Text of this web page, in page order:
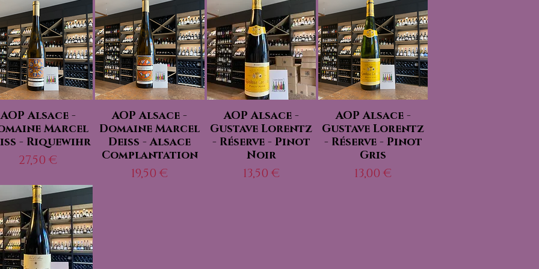
AOP Alsace -
Marcel
- Riquewihr
Prix
27,50 €
AOP Alsace -
Domaine Marcel
Deiss - Alsace
Complantation
Prix
19,50 €
AOP Alsace -
Gustave Lorentz
- Réserve - Pinot
Noir
Prix
13,50 €
AOP Alsace -
Gustave Lorentz
- Réserve - Pinot
Gris
Prix
13,00 €